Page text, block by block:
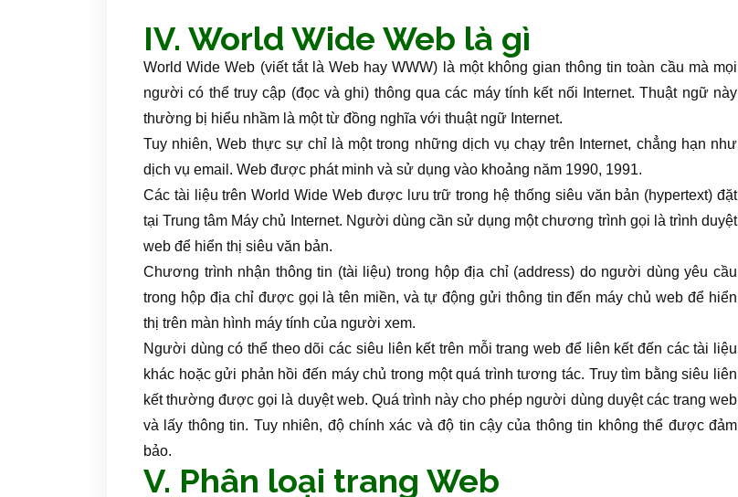
IV. World Wide Web là gì
World Wide Web (viết tắt là Web hay WWW) là một không gian thông tin toàn cầu mà mọi
người có thể truy cập (đọc và ghi) thông qua các máy tính kết nối Internet. Thuật ngữ này
thường bị hiểu nhầm là một từ đồng nghĩa với thuật ngữ Internet.
Tuy nhiên, Web thực sự chỉ là một trong những dịch vụ chạy trên Internet, chẳng hạn như
dịch vụ email. Web được phát minh và sử dụng vào khoảng năm 1990, 1991.
Các tài liệu trên World Wide Web được lưu trữ trong hệ thống siêu văn bản (hypertext) đặt
tại Trung tâm Máy chủ Internet. Người dùng cần sử dụng một chương trình gọi là trình duyệt
web để hiển thị siêu văn bản.
Chương trình nhận thông tin (tài liệu) trong hộp địa chỉ (address) do người dùng yêu cầu
trong hộp địa chỉ được gọi là tên miền, và tự động gửi thông tin đến máy chủ web để hiển
thị trên màn hình máy tính của người xem.
Người dùng có thể theo dõi các siêu liên kết trên mỗi trang web để liên kết đến các tài liệu
khác hoặc gửi phản hồi đến máy chủ trong một quá trình tương tác. Truy tìm bằng siêu liên
kết thường được gọi là duyệt web. Quá trình này cho phép người dùng duyệt các trang web
và lấy thông tin. Tuy nhiên, độ chính xác và độ tin cậy của thông tin không thể được đảm
bảo.
V. Phân loại trang Web